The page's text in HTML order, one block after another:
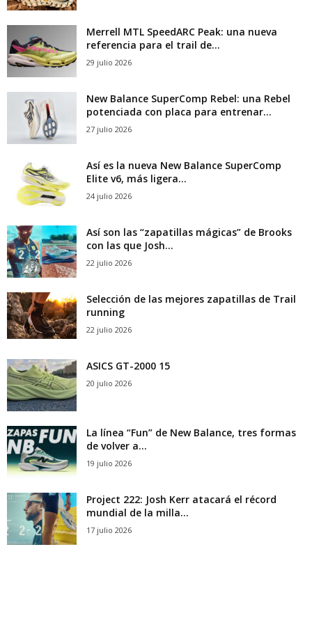
Merrell MTL SpeedARC Peak: una nueva
referencia para el trail de...
29 julio 2026
New Balance SuperComp Rebel: una Rebel
potenciada con placa para entrenar...
27 julio 2026
Así es la nueva New Balance SuperComp
Elite v6, más ligera...
24 julio 2026
Así son las “zapatillas mágicas” de Brooks
con las que Josh...
22 julio 2026
Selección de las mejores zapatillas de Trail
running
22 julio 2026
ASICS GT-2000 15
20 julio 2026
La línea “Fun” de New Balance, tres formas
de volver a...
19 julio 2026
Project 222: Josh Kerr atacará el récord
mundial de la milla...
17 julio 2026